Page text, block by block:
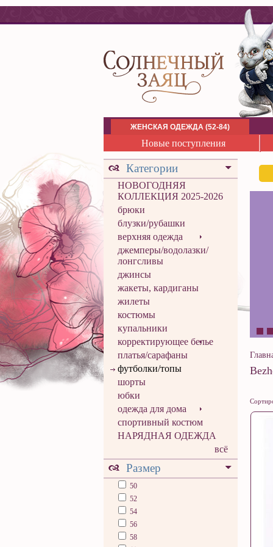
ЖЕНСКАЯ ОДЕЖДА (52-84)
Новые поступления
Категории
НОВОГОДНЯЯ
КОЛЛЕКЦИЯ 2025-2026
брюки
блузки/рубашки
верхняя одежда
джемперы/водолазки/
лонгсливы
джинсы
жакеты, кардиганы
жилеты
костюмы
купальники
корректирующее белье
платья/сарафаны
футболки/топы
шорты
юбки
одежда для дома
спортивный костюм
НАРЯДНАЯ ОДЕЖДА
всё
Размер
50
52
54
56
58